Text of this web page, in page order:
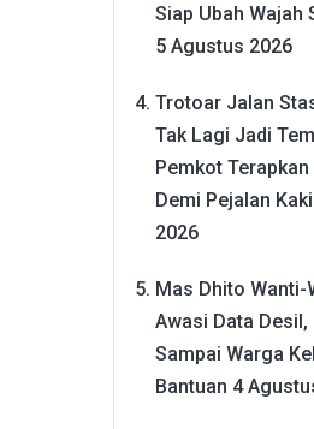
Siap Ubah Wajah
5 Agustus 2026
Trotoar Jalan
Tak Lagi Jadi
Pemkot
Demi Pejalan Kaki
2026
Mas Dhito Wanti-
Awasi Data Desil,
Sampai Warga
Bantuan 4